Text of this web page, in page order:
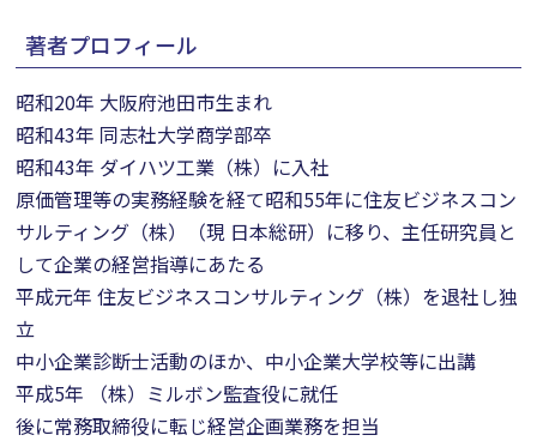
著者プロフィール
昭和20年 大阪府池田市生まれ
昭和43年 同志社大学商学部卒
昭和43年 ダイハツ工業（株）に入社
原価管理等の実務経験を経て昭和55年に住友ビジネスコン
サルティング（株）（現 日本総研）に移り、主任研究員と
して企業の経営指導にあたる
平成元年 住友ビジネスコンサルティング（株）を退社し独
立
中小企業診断士活動のほか、中小企業大学校等に出講
平成5年 （株）ミルボン監査役に就任
後に常務取締役に転じ経営企画業務を担当